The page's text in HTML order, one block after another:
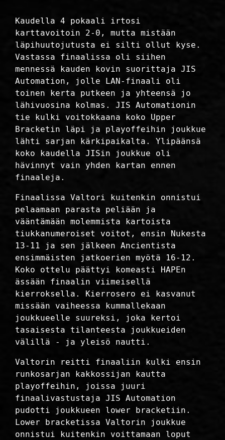
Kaudella 4 pokaali irtosi
karttavoitoin 2-0, mutta mistään
läpihuutojutusta ei silti ollut kyse.
Vastassa finaalissa oli siihen
mennessä kauden kovin suorittaja JIS
Automation, jolle LAN-finaali oli
toinen kerta putkeen ja yhteensä jo
lähivuosina kolmas. JIS Automationin
tie kulki voitokkaana koko Upper
Bracketin läpi ja playoffeihin joukkue
lähti sarjan kärkipaikalta. Ylipäänsä
koko kaudella JISin joukkue oli
hävinnyt vain yhden kartan ennen
finaaleja.
Finaalissa Valtori kuitenkin onnistui
pelaamaan parasta peliään ja
vääntämään molemmista kartoista
tiukkanumeroiset voitot, ensin Nukesta
13-11 ja sen jälkeen Ancientista
ensimmäisten jatkoerien myötä 16-12.
Koko ottelu päättyi komeasti HAPEn
ässään finaalin viimeisellä
kierroksella. Kierrosero ei kasvanut
missään vaiheessa kummallekaan
joukkueelle suureksi, joka kertoi
tasaisesta tilanteesta joukkueiden
välillä - ja yleisö nautti.
Valtorin reitti finaaliin kulki ensin
runkosarjan kakkossijan kautta
playoffeihin, joissa juuri
finaalivastustaja JIS Automation
pudotti joukkueen lower bracketiin.
Lower bracketissa Valtorin joukkue
onnistui kuitenkin voittamaan loput